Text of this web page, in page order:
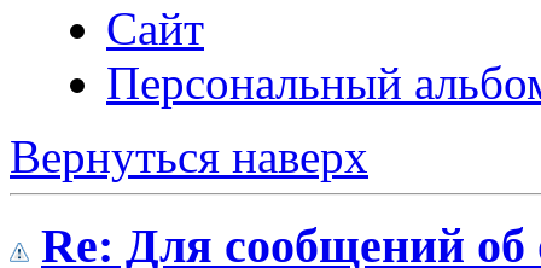
Сайт
Персональный
Вернуться наверх
Re: Для сообщений